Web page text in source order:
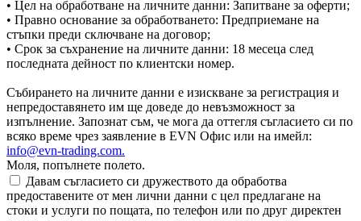
• Цел на обработване на личните данни: Запитване за оферти;
• Правно основание за обработването: Предприемане на
стъпки преди сключване на договор;
• Срок за съхранение на личните данни: 18 месеца след
последната дейност по клиентски номер.
Събирането на личните данни е изискване за регистрация и
непредоставянето им ще доведе до невъзможност за
изпълнение. Запознат съм, че мога да оттегля съгласието си по
всяко време чрез заявление в EVN Офис или на имейл:
info@evn-trading.com.
Моля, попълнете полето.
Давам съгласието си дружеството да обработва
предоставените от мен лични данни с цел предлагане на
стоки и услуги по пощата, по телефон или по друг директен